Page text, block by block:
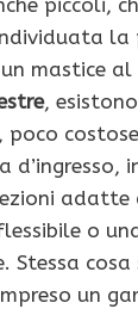
piccoli,
la
mastice al
,
d’ingresso,
adatte
o
Stessa cosa
un